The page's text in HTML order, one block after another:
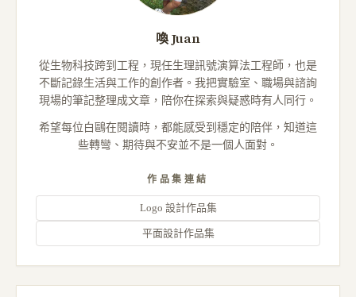
喚 Juan
從生物科技跨到工程，現任生理訊號演算法工程師，也是
不斷記錄生活與工作的創作者。我把實驗室、職場與諮詢
現場的筆記整理成文章，陪你在探索與疑惑時有人同行。
希望每位白鷗在閱讀時，都能感受到穩定的陪伴，知道這
些轉彎、期待與不安並不是一個人面對。
作品集連結
Logo 設計作品集
平面設計作品集